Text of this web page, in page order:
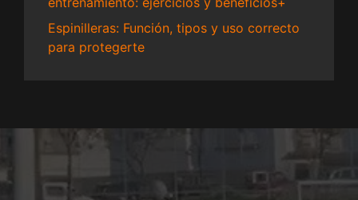
Espinilleras: Función, tipos y uso correcto
para protegerte